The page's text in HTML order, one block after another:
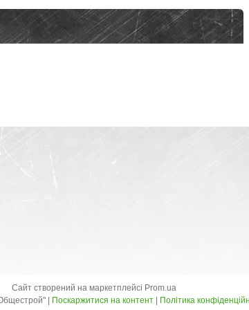
Сайт створений на маркетплейсі Prom.ua
Поскаржитися на контент Політика